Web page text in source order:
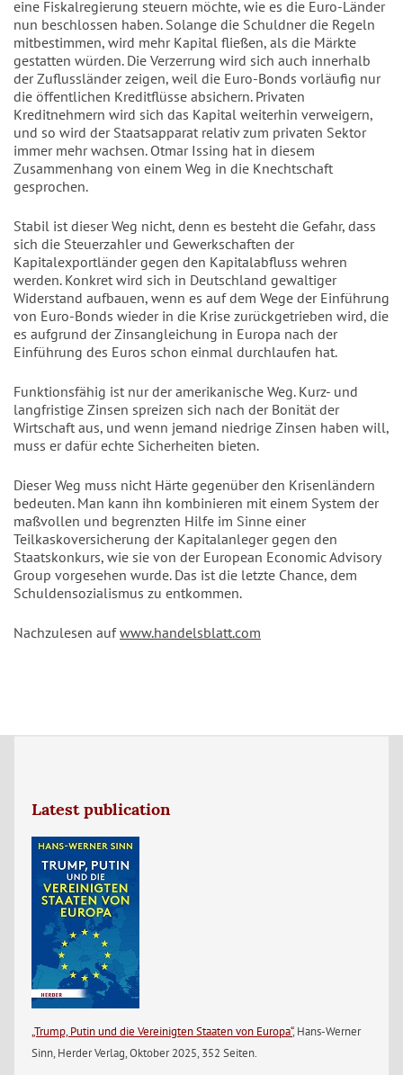
eine Fiskalregierung steuern möchte, wie es die Euro-Länder
nun beschlossen haben. Solange die Schuldner die Regeln
mitbestimmen, wird mehr Kapital fließen, als die Märkte
gestatten würden. Die Verzerrung wird sich auch innerhalb
der Zuflussländer zeigen, weil die Euro-Bonds vorläufig nur
die öffentlichen Kreditflüsse absichern. Privaten
Kreditnehmern wird sich das Kapital weiterhin verweigern,
und so wird der Staatsapparat relativ zum privaten Sektor
immer mehr wachsen. Otmar Issing hat in diesem
Zusammenhang von einem Weg in die Knechtschaft
gesprochen.
Stabil ist dieser Weg nicht, denn es besteht die Gefahr, dass
sich die Steuerzahler und Gewerkschaften der
Kapitalexportländer gegen den Kapitalabfluss wehren
werden. Konkret wird sich in Deutschland gewaltiger
Widerstand aufbauen, wenn es auf dem Wege der Einführung
von Euro-Bonds wieder in die Krise zurückgetrieben wird, die
es aufgrund der Zinsangleichung in Europa nach der
Einführung des Euros schon einmal durchlaufen hat.
Funktionsfähig ist nur der amerikanische Weg. Kurz- und
langfristige Zinsen spreizen sich nach der Bonität der
Wirtschaft aus, und wenn jemand niedrige Zinsen haben will,
muss er dafür echte Sicherheiten bieten.
Dieser Weg muss nicht Härte gegenüber den Krisenländern
bedeuten. Man kann ihn kombinieren mit einem System der
maßvollen und begrenzten Hilfe im Sinne einer
Teilkaskoversicherung der Kapitalanleger gegen den
Staatskonkurs, wie sie von der European Economic Advisory
Group vorgesehen wurde. Das ist die letzte Chance, dem
Schuldensozialismus zu entkommen.
Nachzulesen aufwww.handelsblatt.com
Latest publication
„Trump, Putin und die Vereinigten Staaten von Europa“, Hans-Werner
Sinn, Herder Verlag, Oktober 2025, 352 Seiten.